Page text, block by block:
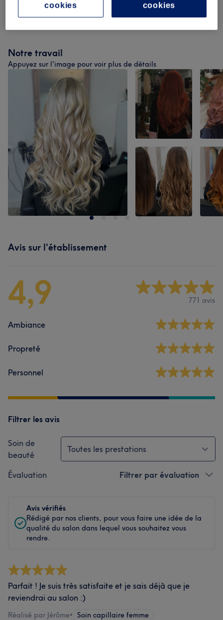
Coloration Et Mèches (13) à partir de 32 €
Notre travail
Appuyez sur l'image pour voir plus de détails
Avis sur l'établissement
4,9 771 avis
Ambiance
Propreté
Personnel
Filtrer les avis
Soin de
beauté
Toutes les prestations
Évaluation Filtrer par évaluation
Avis vérifiés
Rédigé par nos clients, pour vous faire une idée de la
qualité du salon dans lequel vous souhaitez vous
rendre.
Parfait ! Je suis très satisfaite et je sais déjà que je
reviendrai au salon :)
Réalisé par Jérôme• Soin capillaire femme
cookies
cookies